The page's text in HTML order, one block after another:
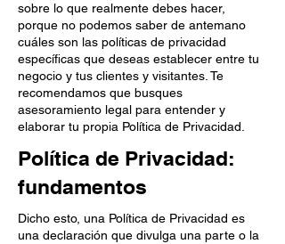
sobre lo que realmente debes hacer,
porque no podemos saber de antemano
cuáles son las políticas de privacidad
específicas que deseas establecer entre tu
negocio y tus clientes y visitantes. Te
recomendamos que busques
asesoramiento legal para entender y
elaborar tu propia Política de Privacidad.
Política de Privacidad:
fundamentos
Dicho esto, una Política de Privacidad es
una declaración que divulga una parte o la